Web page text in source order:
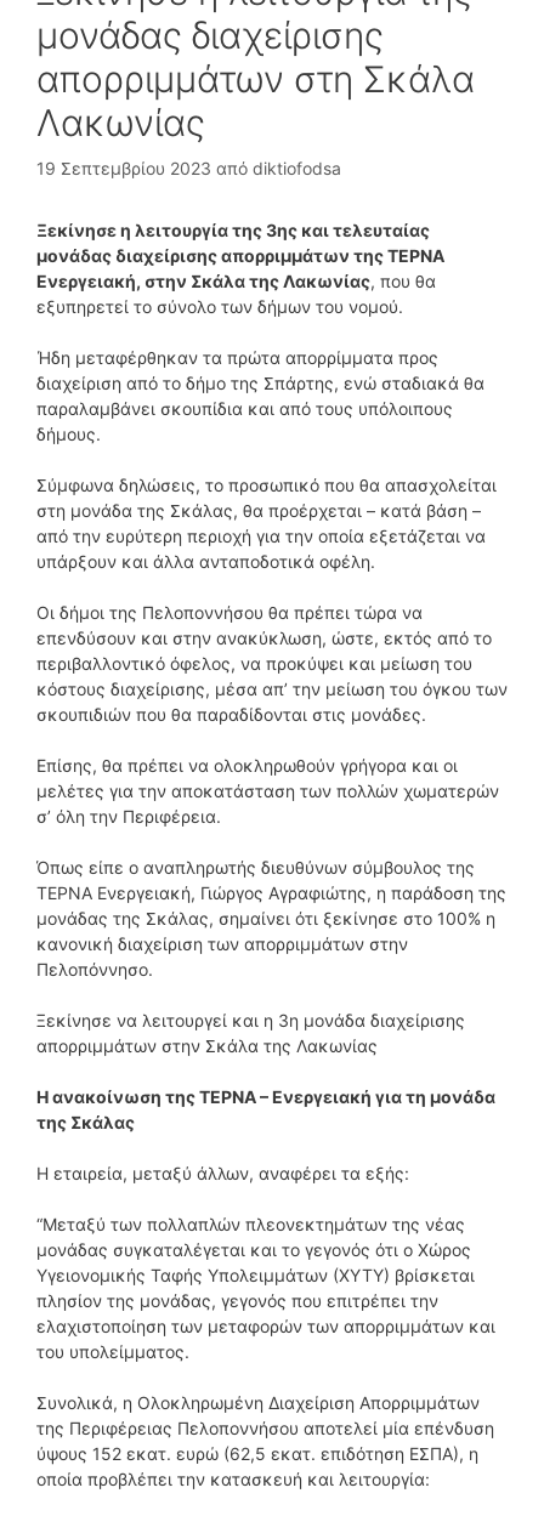
μονάδας διαχείρισης
απορριμμάτων στη Σκάλα
Λακωνίας
19 Σεπτεμβρίου 2023 από diktiofodsa
Ξεκίνησε η λειτουργία της 3ης και τελευταίας
μονάδας διαχείρισης απορριμμάτων της ΤΕΡΝΑ
Ενεργειακή, στην Σκάλα της Λακωνίας, που θα
εξυπηρετεί το σύνολο των δήμων του νομού.
Ήδη μεταφέρθηκαν τα πρώτα απορρίμματα προς
διαχείριση από το δήμο της Σπάρτης, ενώ σταδιακά θα
παραλαμβάνει σκουπίδια και από τους υπόλοιπους
δήμους.
Σύμφωνα δηλώσεις, το προσωπικό που θα απασχολείται
στη μονάδα της Σκάλας, θα προέρχεται – κατά βάση –
από την ευρύτερη περιοχή για την οποία εξετάζεται να
υπάρξουν και άλλα ανταποδοτικά οφέλη.
Οι δήμοι της Πελοποννήσου θα πρέπει τώρα να
επενδύσουν και στην ανακύκλωση, ώστε, εκτός από το
περιβαλλοντικό όφελος, να προκύψει και μείωση του
κόστους διαχείρισης, μέσα απ’ την μείωση του όγκου των
σκουπιδιών που θα παραδίδονται στις μονάδες.
Επίσης, θα πρέπει να ολοκληρωθούν γρήγορα και οι
μελέτες για την αποκατάσταση των πολλών χωματερών
σ’ όλη την Περιφέρεια.
Όπως είπε ο αναπληρωτής διευθύνων σύμβουλος της
ΤΕΡΝΑ Ενεργειακή, Γιώργος Αγραφιώτης, η παράδοση της
μονάδας της Σκάλας, σημαίνει ότι ξεκίνησε στο 100% η
κανονική διαχείριση των απορριμμάτων στην
Πελοπόννησο.
Ξεκίνησε να λειτουργεί και η 3η μονάδα διαχείρισης
απορριμμάτων στην Σκάλα της Λακωνίας
Η ανακοίνωση της ΤΕΡΝΑ – Ενεργειακή για τη μονάδα
της Σκάλας
Η εταιρεία, μεταξύ άλλων, αναφέρει τα εξής:
“Μεταξύ των πολλαπλών πλεονεκτημάτων της νέας
μονάδας συγκαταλέγεται και το γεγονός ότι ο Χώρος
Υγειονομικής Ταφής Υπολειμμάτων (ΧΥΤΥ) βρίσκεται
πλησίον της μονάδας, γεγονός που επιτρέπει την
ελαχιστοποίηση των μεταφορών των απορριμμάτων και
του υπολείμματος.
Συνολικά, η Ολοκληρωμένη Διαχείριση Απορριμμάτων
της Περιφέρειας Πελοποννήσου αποτελεί μία επένδυση
ύψους 152 εκατ. ευρώ (62,5 εκατ. επιδότηση ΕΣΠΑ), η
οποία προβλέπει την κατασκευή και λειτουργία: